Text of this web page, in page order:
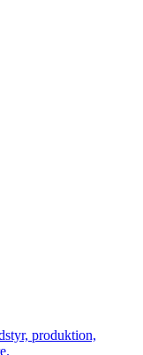
produktion,